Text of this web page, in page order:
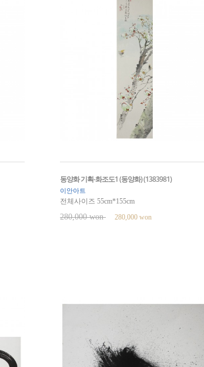
동양화 기획-화조도1 (동양화) (1383981)
이안아트
전체사이즈 55cm*155cm
280,000 won 280,000 won